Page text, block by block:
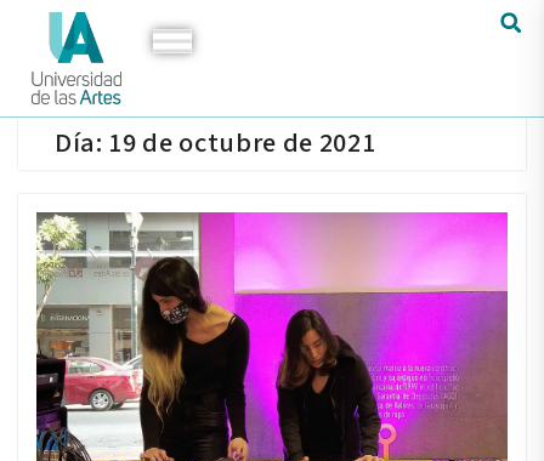
Día: 19 de octubre de 2021